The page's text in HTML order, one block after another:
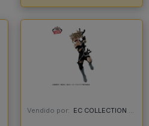
Vendido por: EC COLLECTION - SP